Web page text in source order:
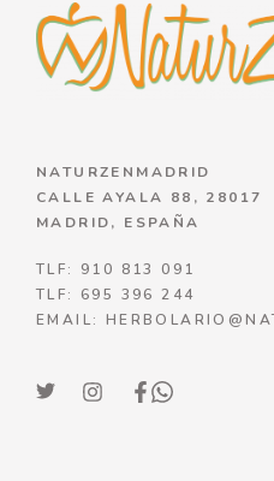
NATURZENMADRID
CALLE AYALA 88, 28017
MADRID, ESPAÑA
TLF: 910 813 091
TLF: 695 396 244
EMAIL: